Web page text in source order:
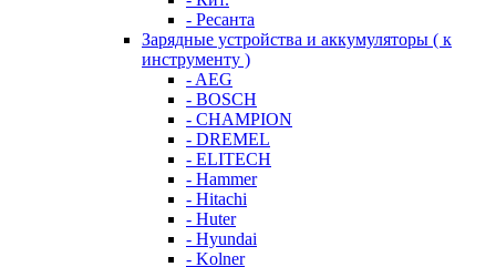
- Ресанта
Зарядные устройства и аккумуляторы ( к
инструменту )
- AEG
- BOSCH
- CHAMPION
- DREMEL
- ELITECH
- Hammer
- Hitachi
- Huter
- Hyundai
- Kolner